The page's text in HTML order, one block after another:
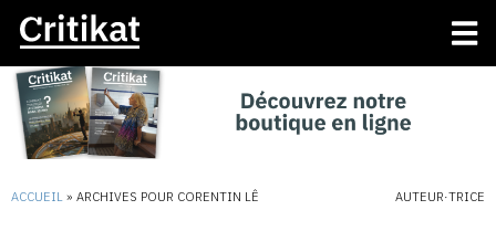
ACCUEIL » ARCHIVES POUR CORENTIN LÊ AUTEUR·TRICE